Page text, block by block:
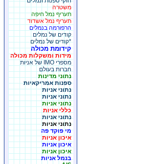
משטרה
תעריף נמל חיפה
תעריף נמל אשדוד
הרפורמה בנמלים
קודים של נמלים
*קודים של נמלים
קידומת מכולה
מידות ומשקלות מכולה
מספרי IMO של אניות
חברות בעולם
נתוני מדינות
ספנות אמריקאיות
נתוני אניות
נתוני אניות
נתוני אניות
כללי אניות
נתוני אניות
נתוני אניות
מי פוקד פה
איכון אניות
איכון אניות
איכון אניות
בנמל אניות